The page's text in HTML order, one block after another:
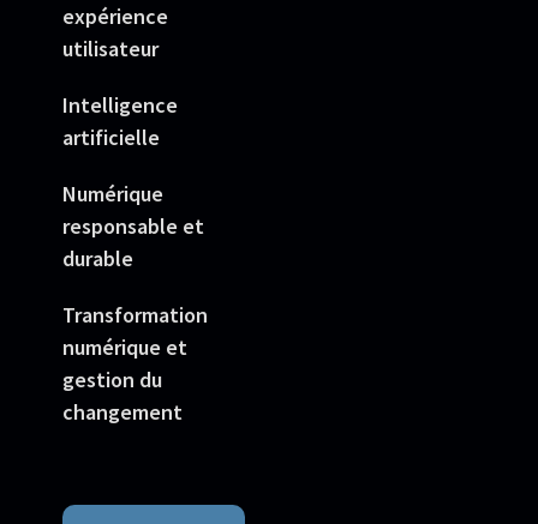
expérience
utilisateur
Intelligence
artificielle
Numérique
responsable et
durable
Transformation
numérique et
gestion du
changement